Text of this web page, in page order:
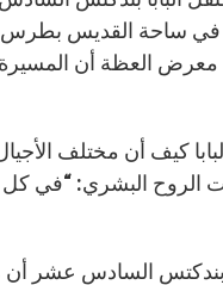
في ساحة القديس بطرس
معرض العظة أن
كيف أن مختلف
الروح البشري: “في
السادس عشر أن مع